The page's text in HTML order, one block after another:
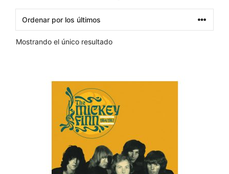
Mostrando el único resultado